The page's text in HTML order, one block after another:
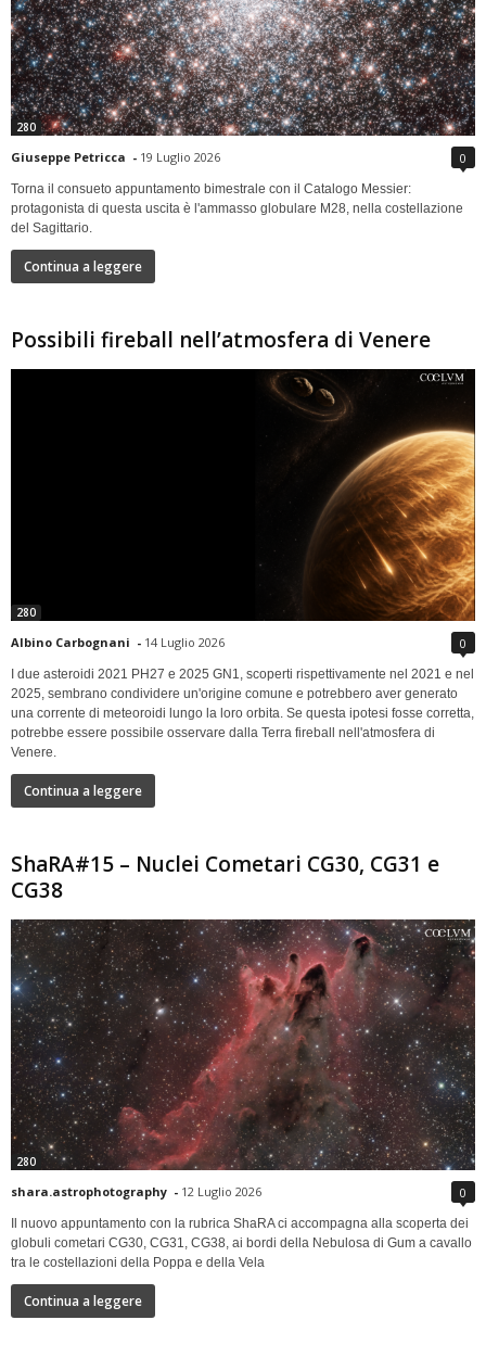
280
Giuseppe Petricca - 19 Luglio 2026 0
Torna il consueto appuntamento bimestrale con il Catalogo Messier:
protagonista di questa uscita è l'ammasso globulare M28, nella costellazione
del Sagittario.
Continua a leggere
Possibili fireball nell’atmosfera di Venere
280
Albino Carbognani - 14 Luglio 2026 0
I due asteroidi 2021 PH27 e 2025 GN1, scoperti rispettivamente nel 2021 e nel
2025, sembrano condividere un'origine comune e potrebbero aver generato
una corrente di meteoroidi lungo la loro orbita. Se questa ipotesi fosse corretta,
potrebbe essere possibile osservare dalla Terra fireball nell'atmosfera di
Venere.
Continua a leggere
ShaRA#15 – Nuclei Cometari CG30, CG31 e
CG38
280
shara.astrophotography - 12 Luglio 2026 0
Il nuovo appuntamento con la rubrica ShaRA ci accompagna alla scoperta dei
globuli cometari CG30, CG31, CG38, ai bordi della Nebulosa di Gum a cavallo
tra le costellazioni della Poppa e della Vela
Continua a leggere